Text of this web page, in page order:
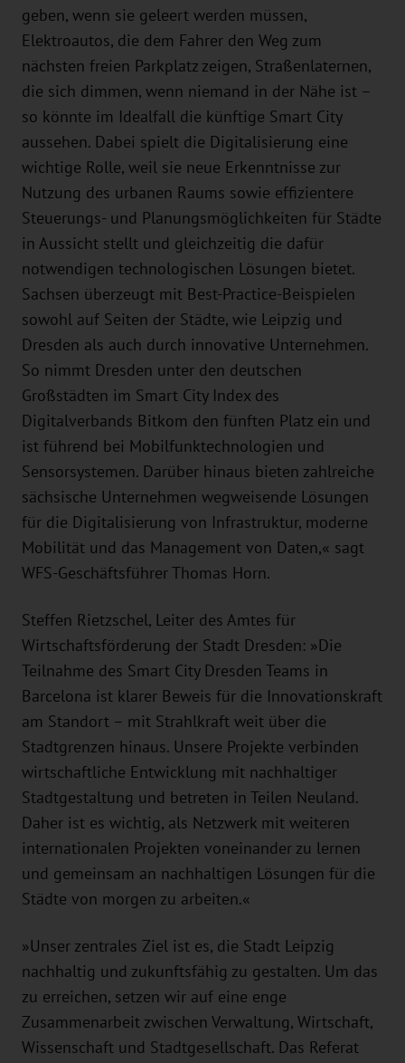
geben, wenn sie geleert werden müssen,
Elektroautos, die dem Fahrer den Weg zum
nächsten freien Parkplatz zeigen, Straßenlaternen,
die sich dimmen, wenn niemand in der Nähe ist –
so könnte im Idealfall die künftige Smart City
aussehen. Dabei spielt die Digitalisierung eine
wichtige Rolle, weil sie neue Erkenntnisse zur
Nutzung des urbanen Raums sowie effizientere
Steuerungs- und Planungsmöglichkeiten für Städte
in Aussicht stellt und gleichzeitig die dafür
notwendigen technologischen Lösungen bietet.
Sachsen überzeugt mit Best-Practice-Beispielen
sowohl auf Seiten der Städte, wie Leipzig und
Dresden als auch durch innovative Unternehmen.
So nimmt Dresden unter den deutschen
Großstädten im Smart City Index des
Digitalverbands Bitkom den fünften Platz ein und
ist führend bei Mobilfunktechnologien und
Sensorsystemen. Darüber hinaus bieten zahlreiche
sächsische Unternehmen wegweisende Lösungen
für die Digitalisierung von Infrastruktur, moderne
Mobilität und das Management von Daten,« sagt
WFS-Geschäftsführer Thomas Horn.
Steffen Rietzschel, Leiter des Amtes für
Wirtschaftsförderung der Stadt Dresden: »Die
Teilnahme des Smart City Dresden Teams in
Barcelona ist klarer Beweis für die Innovationskraft
am Standort – mit Strahlkraft weit über die
Stadtgrenzen hinaus. Unsere Projekte verbinden
wirtschaftliche Entwicklung mit nachhaltiger
Stadtgestaltung und betreten in Teilen Neuland.
Daher ist es wichtig, als Netzwerk mit weiteren
internationalen Projekten voneinander zu lernen
und gemeinsam an nachhaltigen Lösungen für die
Städte von morgen zu arbeiten.«
»Unser zentrales Ziel ist es, die Stadt Leipzig
nachhaltig und zukunftsfähig zu gestalten. Um das
zu erreichen, setzen wir auf eine enge
Zusammenarbeit zwischen Verwaltung, Wirtschaft,
Wissenschaft und Stadtgesellschaft. Das Referat